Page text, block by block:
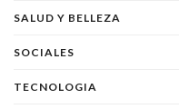
SALUD Y BELLEZA
SOCIALES
TECNOLOGIA